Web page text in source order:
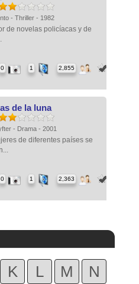
- Thriller - 1982
de novelas policíacas y de
0 1 2,855
de la luna
- Drama - 2001
de diferentes países se
0 1 2,363
K L M
N